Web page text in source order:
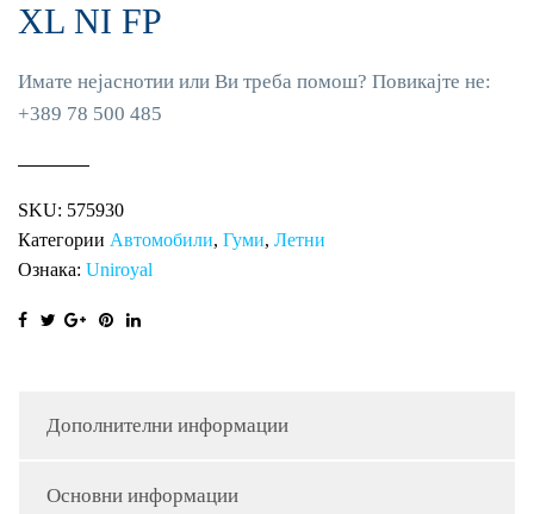
XL NI FP
Имате нејаснотии или Ви треба помош? Повикајте не:
+389 78 500 485
SKU: 575930
Категории Автомобили, Гуми, Летни
Ознака: Uniroyal
Дополнителни информации
Основни информации